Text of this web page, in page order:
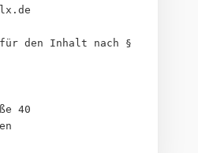
den Inhalt nach §
40